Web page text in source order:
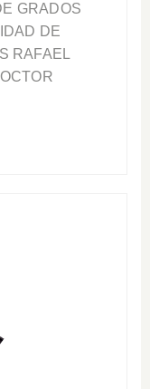
GRADOS
DE
RAFAEL